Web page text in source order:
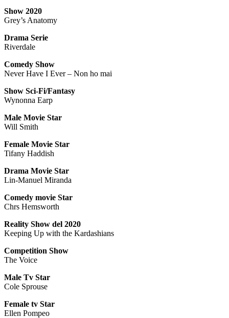
Show 2020
Grey’s Anatomy
Drama Serie
Riverdale
Comedy Show
Never Have I Ever – Non ho mai
Show Sci-Fi/Fantasy
Wynonna Earp
Male Movie Star
Will Smith
Female Movie Star
Tifany Haddish
Drama Movie Star
Lin-Manuel Miranda
Comedy movie Star
Chrs Hemsworth
Reality Show del 2020
Keeping Up with the Kardashians
Competition Show
The Voice
Male Tv Star
Cole Sprouse
Female tv Star
Ellen Pompeo